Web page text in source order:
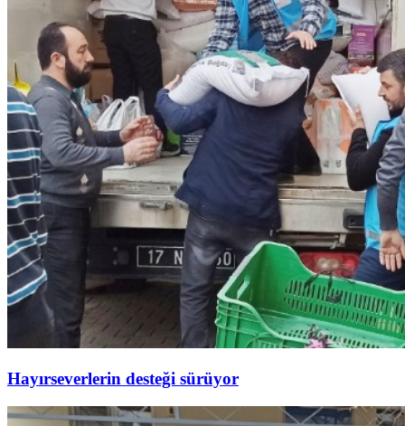
Hayırseverlerin desteği sürüyor